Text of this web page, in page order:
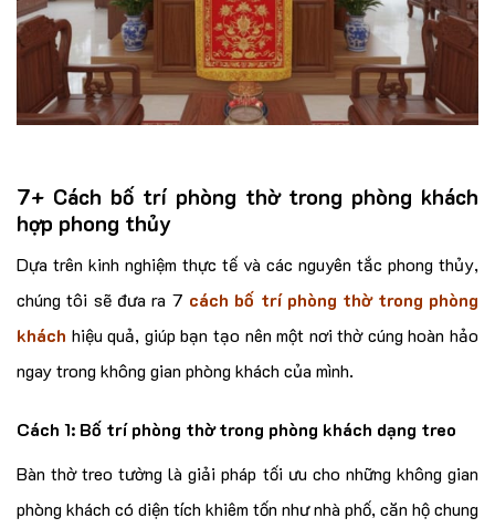
7+ Cách bố trí phòng thờ trong phòng khách
hợp phong thủy
Dựa trên kinh nghiệm thực tế và các nguyên tắc phong thủy,
chúng tôi sẽ đưa ra 7 cách bố trí phòng thờ trong phòng
khách hiệu quả, giúp bạn tạo nên một nơi thờ cúng hoàn hảo
ngay trong không gian phòng khách của mình.
Cách 1: Bố trí phòng thờ trong phòng khách dạng treo
Bàn thờ treo tường là giải pháp tối ưu cho những không gian
phòng khách có diện tích khiêm tốn như nhà phố, căn hộ chung